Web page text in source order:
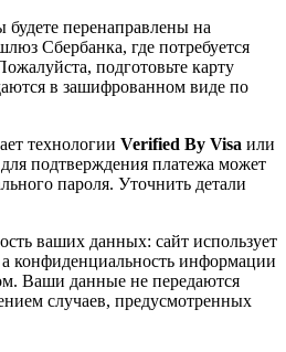
перенаправлены на
Сбербанка, где потребуется
подготовьте карту
в зашифрованном виде по
технологии Verified By Visa или
подтверждения платежа может
пароля. Уточнить детали
ваших данных: сайт использует
а конфиденциальность информации
Ваши данные не передаются
случаев, предусмотренных